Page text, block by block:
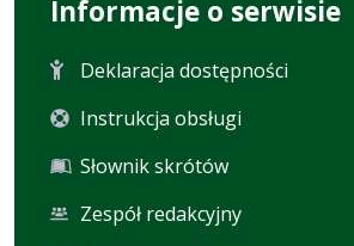
Informacje o serwisie
Deklaracja dostępności
Instrukcja obsługi
Słownik skrótów
Zespół redakcyjny